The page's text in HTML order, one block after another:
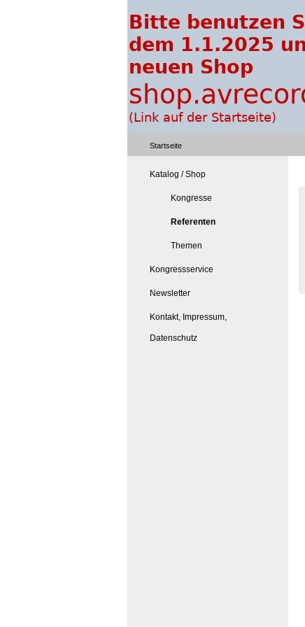
Startseite
Katalog / Shop
Kongresse
Referenten
Themen
Kongressservice
Newsletter
Kontakt, Impressum,
Datenschutz